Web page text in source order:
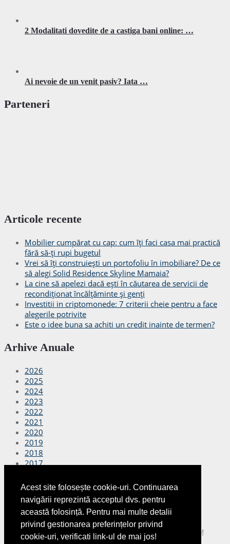
Acest site folosește cookie-uri. Continuarea
navigării reprezintă acceptul dvs. pentru
această folosință. Pentru mai multe detalii
privind gestionarea preferințelor privind
cookie-uri, verificati link-ul de mai jos!
2 Modalitati dovedite de a castiga bani online: …
Ai nevoie de un venit pasiv? Iata …
Parteneri
Articole recente
Mobilier cumpărat cu cap: cum îți faci casa mai practică
fără să-ți rupi bugetul
Vrei să îți construiești un portofoliu în imobiliare? De ce
să alegi Solid Residence Skyline Mamaia?
La cine să apelezi dacă ești în căutarea de servicii de
recondiționat încălțăminte și genți
Investitii in criptomonede: 7 criterii cheie pentru a face
alegerile potrivite
Este o idee buna sa achiti un credit inainte de termen?
Arhive Anuale
2026
2025
2024
2023
2022
2021
2020
2019
2018
2017
2015
2014
2013
2012
Copyright © 2026Finante AziToate drepturile rezervate!